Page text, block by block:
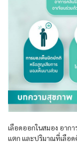
เลือดออกในสมอง อาก
แตก และปริมาณที่เลือด